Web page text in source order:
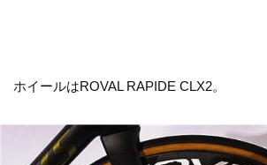
ホイールはROVAL RAPIDE CLX2。